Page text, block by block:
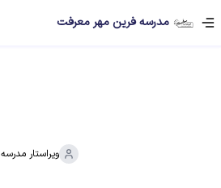
مدرسه فرین مهر معرفت
ویراستار مدرسه